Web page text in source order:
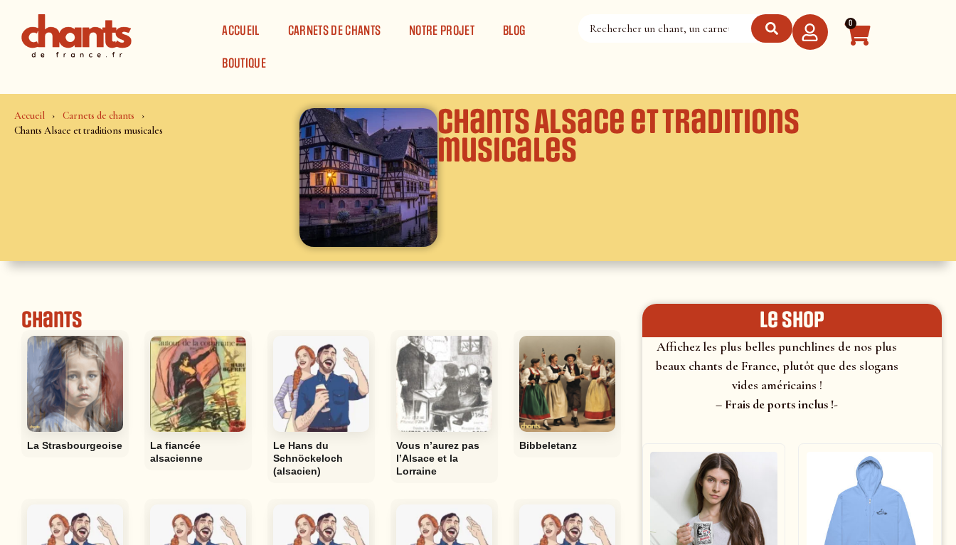
ACCUEIL
CARNETS DE CHANTS NOTRE PROJET BLOG
BOUTIQUE
0
Accueil
Carnets de chants
Chants Alsace et traditions musicales
Chants Alsace et traditions
musicales
Chants
La Strasbourgeoise
La fiancée
alsacienne
Le Hans du
Schnöckeloch
(alsacien)
Vous n’aurez pas
l’Alsace et la
Lorraine
Bibbeletanz
le shop
Affichez les plus belles punchlines de nos plus
beaux chants de France, plutôt que des slogans
vides américains !
– Frais de ports inclus !-